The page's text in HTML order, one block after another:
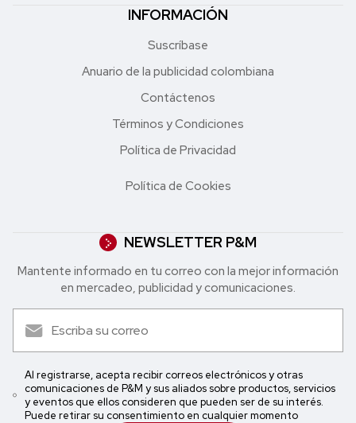
INFORMACIÓN
Suscríbase
Anuario de la publicidad colombiana
Contáctenos
Términos y Condiciones
Política de Privacidad
Política de Cookies
NEWSLETTER P&M
Mantente informado en tu correo con la mejor in formación
en mercadeo, publicidad y comunicaciones.
Al registrarse, acepta recibir correos electrónicos y otras
comunicaciones de P&M y sus aliados sobre productos, servicios
y eventos que ellos consideren que pueden ser de su interés.
Puede retirar su consentimiento en cualquier momento